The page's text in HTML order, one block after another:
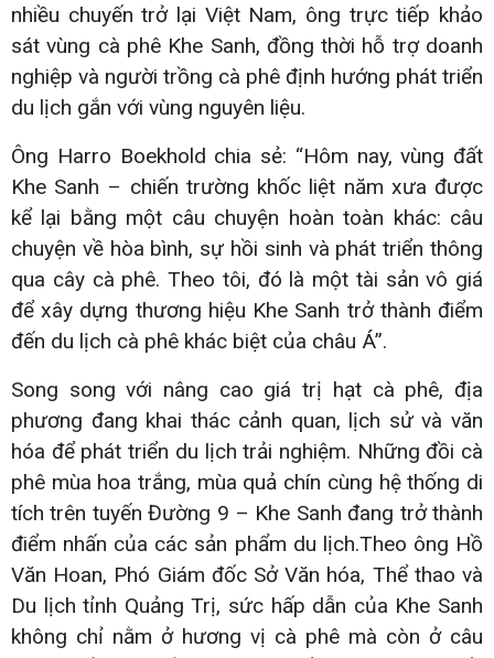
nhiều chuyến trở lại Việt Nam, ông trực tiếp khảo
sát vùng cà phê Khe Sanh, đồng thời hỗ trợ doanh
nghiệp và người trồng cà phê định hướng phát triển
du lịch gắn với vùng nguyên liệu.
Ông Harro Boekhold chia sẻ: “Hôm nay, vùng đất
Khe Sanh – chiến trường khốc liệt năm xưa được
kể lại bằng một câu chuyện hoàn toàn khác: câu
chuyện về hòa bình, sự hồi sinh và phát triển thông
qua cây cà phê. Theo tôi, đó là một tài sản vô giá
để xây dựng thương hiệu Khe Sanh trở thành điểm
đến du lịch cà phê khác biệt của châu Á”.
Song song với nâng cao giá trị hạt cà phê, địa
phương đang khai thác cảnh quan, lịch sử và văn
hóa để phát triển du lịch trải nghiệm. Những đồi cà
phê mùa hoa trắng, mùa quả chín cùng hệ thống di
tích trên tuyến Đường 9 – Khe Sanh đang trở thành
điểm nhấn của các sản phẩm du lịch.Theo ông Hồ
Văn Hoan, Phó Giám đốc Sở Văn hóa, Thể thao và
Du lịch tỉnh Quảng Trị, sức hấp dẫn của Khe Sanh
không chỉ nằm ở hương vị cà phê mà còn ở câu